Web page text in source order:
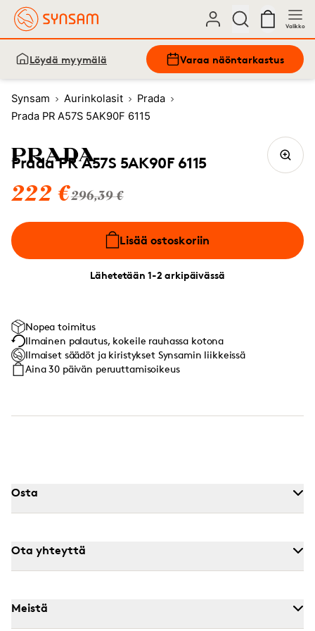
Valikko
Löydä myymälä Varaa näöntarkastus
Synsam Aurinkolasit
Prada
Prada PR A57S 5AK90F 6115
Prada PR A57S 5AK90F 6115
222 €296,39 €
Lisää ostoskoriin
Lähetetään 1-2 arkipäivässä
Nopea toimitus
Ilmainen palautus, kokeile rauhassa kotona
Ilmaiset säädöt ja kiristykset Synsamin liikkeissä
Aina 30 päivän peruuttamisoikeus
Osta
Ota yhteyttä
Meistä